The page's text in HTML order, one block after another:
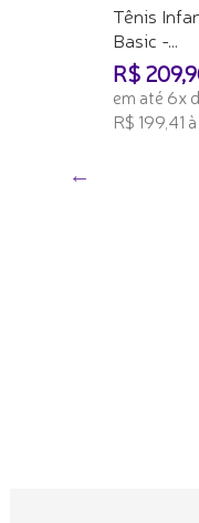
Tênis
Basic -...
R$
em até 6x
R$ 199,41